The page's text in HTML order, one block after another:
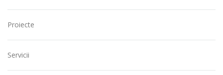
Proiecte
Servicii